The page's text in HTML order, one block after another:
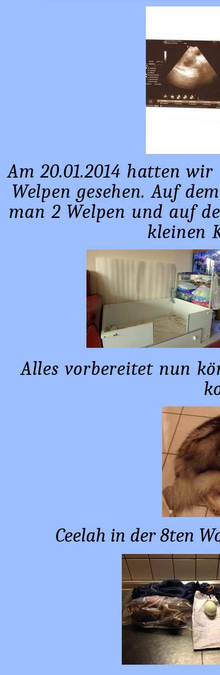
Am 20.01.2014 hatten
Welpen gesehen. Auf
man 2 Welpen und auf
kleinen
Alles vorbereitet nun
Ceelah in der 8ten